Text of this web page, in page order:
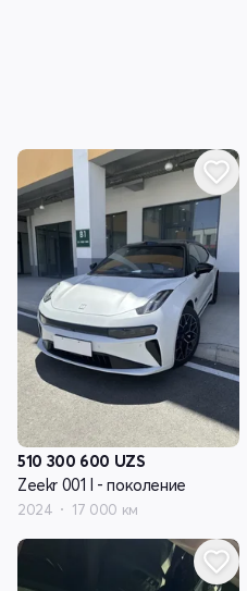
510 300 600 UZS
Zeekr 001 I - поколение
2024 17 000 км